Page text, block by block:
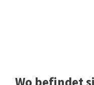
Wo befindet